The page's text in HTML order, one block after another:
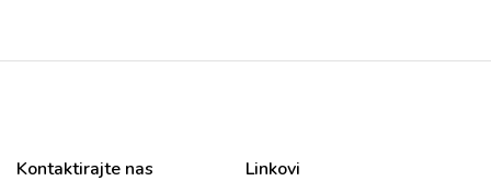
Kontaktirajte nas Linkovi